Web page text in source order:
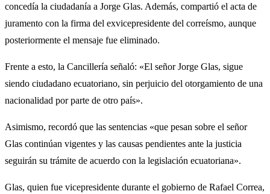
concedía la ciudadanía a Jorge Glas. Además, compartió el acta de
juramento con la firma del exvicepresidente del correísmo, aunque
posteriormente el mensaje fue eliminado.
Frente a esto, la Cancillería señaló: «El señor Jorge Glas, sigue
siendo ciudadano ecuatoriano, sin perjuicio del otorgamiento de una
nacionalidad por parte de otro país».
Asimismo, recordó que las sentencias «que pesan sobre el señor
Glas continúan vigentes y las causas pendientes ante la justicia
seguirán su trámite de acuerdo con la legislación ecuatoriana».
Glas, quien fue vicepresidente durante el gobierno de Rafael Correa,